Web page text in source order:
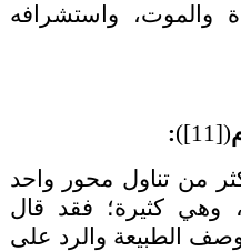
والموت، واستشرافه
(
[11]
)
:
من تناول محور واحد
كثيرة؛ فقد قال
الطبيعة والرد على